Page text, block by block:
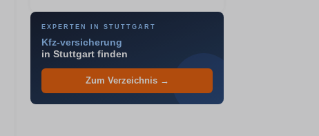
EXPERTEN IN STUTTGART
Kfz-versicherung
in Stuttgart finden
Zum Verzeichnis →